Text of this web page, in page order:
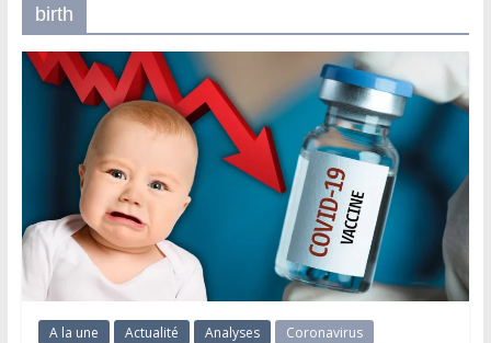
birth
A la une Actualité Analyses Coronavirus